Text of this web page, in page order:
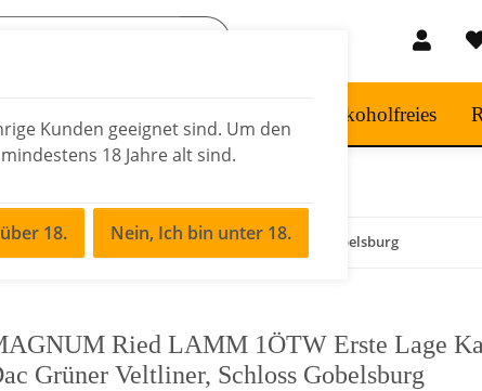
Alkoholfreies
Lage Kamptal Dac Grüner Veltliner, Schloss Gobelsburg
Ried LAMM 1ÖTW Erste Lage
Grüner Veltliner, Schloss Gobelsburg
Kunden geeignet sind. Um den
18 Jahre alt sind.
18. Nein, Ich bin unter 18.